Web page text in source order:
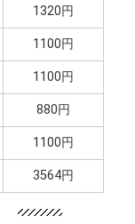
1320円
1100円
1100円
880円
1100円
3564円